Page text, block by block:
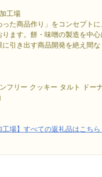
工場
った商品作り」をコンセプト
ります。餅・味噌の製造を中
引き出す商品開発を絶え間な
フリー クッキー タルト ドー
工場】すべての返礼品はこちら